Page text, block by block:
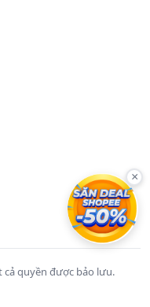
cả quyền được bảo lưu.
×